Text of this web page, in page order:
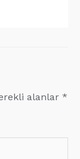
alanlar *